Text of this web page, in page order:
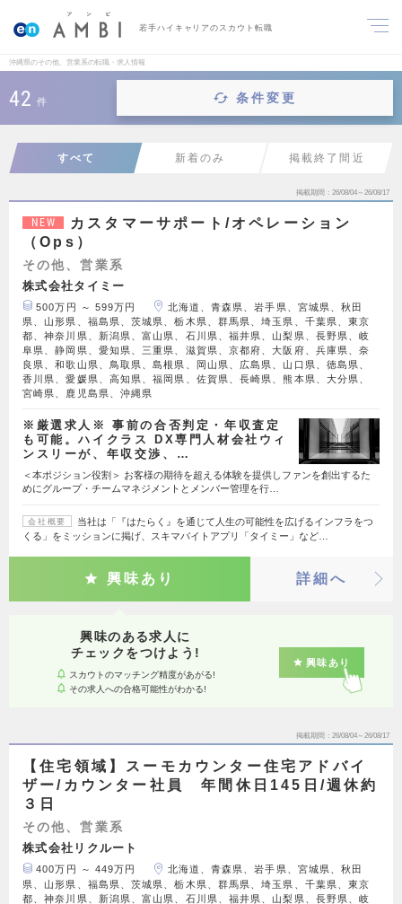
若手ハイキャリアのスカウト転職
沖縄県のその他、営業系の転職・求人情報
42 件 条件変更
すべて 新着のみ 掲載終了間近
掲載期間 26/08/04～26/08/17
NEW
カスタマーサポート/オペレーション
（Ops）
その他、営業系
株式会社タイミー
500万円 ～ 599万円
北海道、青森県、岩手県、宮城県、秋田
県、山形県、福島県、茨城県、栃木県、群馬県、埼玉県、千葉県、東京
都、神奈川県、新潟県、富山県、石川県、福井県、山梨県、長野県、岐
阜県、静岡県、愛知県、三重県、滋賀県、京都府、大阪府、兵庫県、奈
良県、和歌山県、鳥取県、島根県、岡山県、広島県、山口県、徳島県、
香川県、愛媛県、高知県、福岡県、佐賀県、長崎県、熊本県、大分県、
宮崎県、鹿児島県、沖縄県
※厳選求人※ 事前の合否判定・年収査定
も可能。ハイクラス DX専門人材会社ウィ
ンスリーが、年収交渉、…
＜本ポジション役割＞ お客様の期待を超える体験を提供しファンを創出するた
めにグループ・チームマネジメントとメンバー管理を行…
会社概要
当社は「『はたらく』を通じて人生の可能性を広げるインフラをつ
くる」をミッションに掲げ、スキマバイトアプリ「タイミー」など…
興味あり 詳細へ
興味のある求人に
チェックをつけよう!
スカウトのマッチング精度があがる!
その求人への合格可能性がわかる!
興味あり
掲載期間 26/08/04～26/08/17
【住宅領域】スーモカウンター住宅アドバイ
ザー/カウンター社員 年間休日145日/週休約
３日
その他、営業系
株式会社リクルート
400万円 ～ 449万円
北海道、青森県、岩手県、宮城県、秋田
県、山形県、福島県、茨城県、栃木県、群馬県、埼玉県、千葉県、東京
都、神奈川県、新潟県、富山県、石川県、福井県、山梨県、長野県、岐